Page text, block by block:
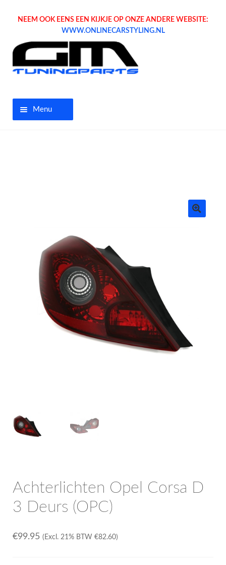
NEEM OOK EENS EEN KIJKJE OP ONZE ANDERE WEBSITE:
WWW.ONLINECARSTYLING.NL
Menu
OPC Line
Bedrijfswagen parts
Contact
Inloggen / Registreren
Achterlichten Opel Corsa D
3 Deurs (OPC)
€99.95 (Excl. 21% BTW €82.60)